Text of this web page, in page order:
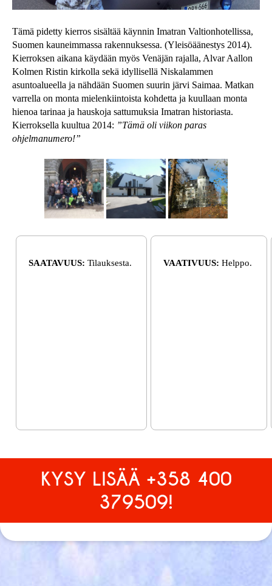
Tämä pidetty kierros sisältää käynnin Imatran Valtionhotellissa,
Suomen kauneimmassa rakennuksessa. (Yleisöäänestys 2014).
Kierroksen aikana käydään myös Venäjän rajalla, Alvar Aallon
Kolmen Ristin kirkolla sekä idyllisellä Niskalammen
asuntoalueella ja nähdään Suomen suurin järvi Saimaa. Matkan
varrella on monta mielenkiintoista kohdetta ja kuullaan monta
hienoa tarinaa ja hauskoja sattumuksia Imatran historiasta.
Kierroksella kuultua 2014: ”Tämä oli viikon paras
ohjelmanumero!”
SAATAVUUS: Tilauksesta. VAATIVUUS: Helppo.
KYSY LISÄÄ +358 400
379509!